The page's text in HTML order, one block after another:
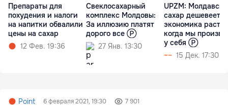
Препараты для
похудения и налоги
на напитки обвалили
цены на сахар
12 Фев. 19:36
Свеклосахарный
комплекс Молдовы:
За иллюзию платят
дорого все Ⓟ
27 Янв. 13:30
UPZM:
сахар дешевеет, а
экономика
когда мы
у себя Ⓟ
15 Дек. 17:30
Point 6 февраля 2021, 19:30 7 901